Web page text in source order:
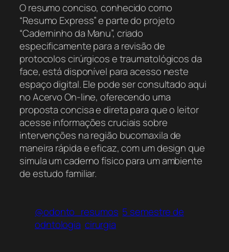
O resumo conciso, conhecido como
“Resumo Express” e parte do projeto
“Caderninho da Manu”, criado
especificamente para a revisão de
protocolos cirúrgicos e traumatológicos da
face, está disponível para acesso neste
espaço digital. Ele pode ser consultado aqui
no Acervo On-line, oferecendo uma
proposta concisa e direta para que o leitor
acesse informações cruciais sobre
intervenções na região bucomaxila de
maneira rápida e eficaz, com um design que
simula um caderno físico para um ambiente
de estudo familiar.
@odonto_resumos 5 semestre de
odntologia cirurgia